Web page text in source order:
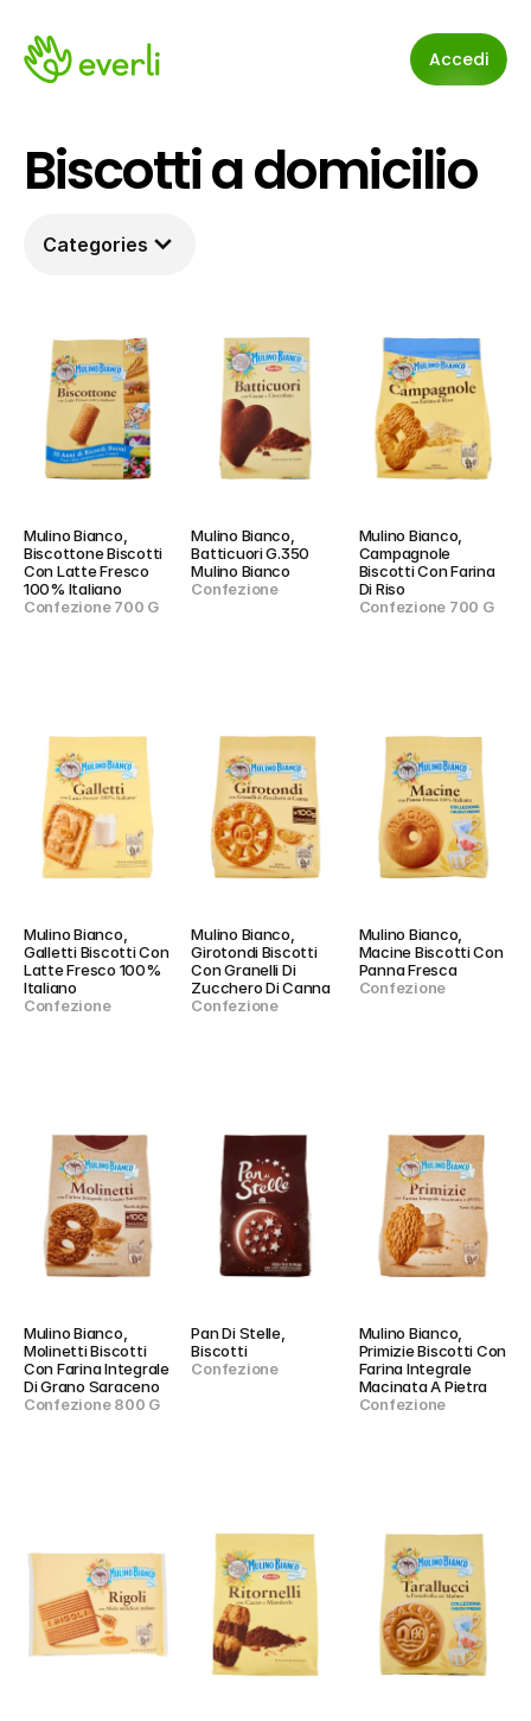
Accedi
Biscotti a domicilio
Categories
Mulino Bianco,
Biscottone Biscotti
Con Latte Fresco
100% Italiano
Confezione 700 G
Mulino Bianco,
Batticuori G.350
Mulino Bianco
Confezione
Mulino Bianco,
Campagnole
Biscotti Con Farina
Di Riso
Confezione 700 G
Mulino Bianco,
Galletti Biscotti Con
Latte Fresco 100%
Italiano
Confezione
Mulino Bianco,
Girotondi Biscotti
Con Granelli Di
Zucchero Di Canna
Confezione
Mulino Bianco,
Macine Biscotti Con
Panna Fresca
Confezione
Mulino Bianco,
Molinetti Biscotti
Con Farina Integrale
Di Grano Saraceno
Confezione 800 G
Pan Di Stelle,
Biscotti
Confezione
Mulino Bianco,
Primizie Biscotti Con
Farina Integrale
Macinata A Pietra
Confezione